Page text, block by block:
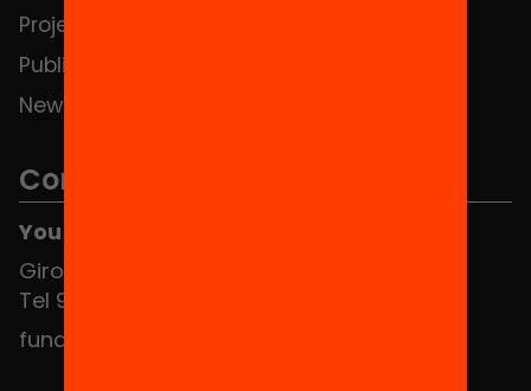
Projects
Publications and videos
News
Contact
You can find us at the Social HUB
Girona 34, interior 08010 Barcelona
Tel 934 588 700
fundacio@equitat.org